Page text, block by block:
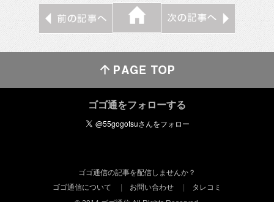
ゴゴ通をフォローする
ゴゴ通信の記事を配信しませんか？
ゴゴ通信について
お問い合わせ
タレコミ